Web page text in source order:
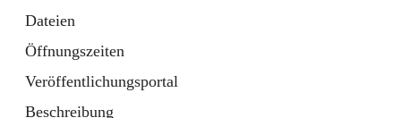
Dateien
Öffnungszeiten
Veröffentlichungsportal
Beschreibung